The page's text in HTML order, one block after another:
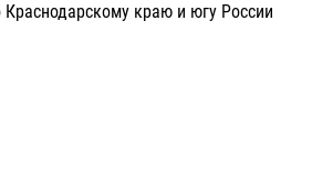
краю и югу России